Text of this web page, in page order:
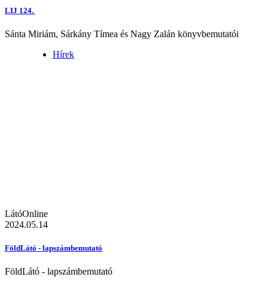
LIJ 124.
Sánta Miriám, Sárkány Tímea és Nagy Zalán könyvbemutatói
Hírek
LátóOnline
2024.05.14
FöldLátó - lapszámbemutató
FöldLátó - lapszámbemutató